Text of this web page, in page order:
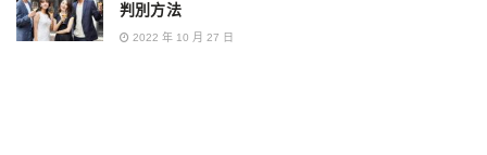
判別方法
2022 年 10 月 27 日